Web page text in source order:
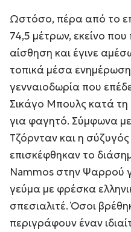
Ωστόσο, πέρα από το
74,5 μέτρων, εκείνο
αίσθηση και έγινε
τοπικά μέσα
γενναιοδωρία που
Σικάγο Μπουλς κατά τη
για φαγητό. Σύμφωνα
Τζόρνταν και η
επισκέφθηκαν το
Nammos στην Ψαρρού
γεύμα με φρέσκα
σπεσιαλιτέ. Όσοι
περιγράφουν έναν